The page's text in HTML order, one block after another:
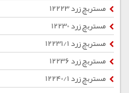
مستربچ زرد 12223
مستربچ زرد 12230
مستربچ زرد 12231/1
مستربچ زرد 12236
مستربچ زرد 12240/1